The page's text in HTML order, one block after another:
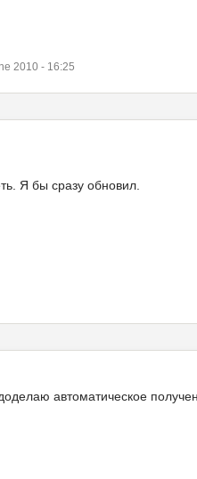
2010 - 16:25
Я бы сразу обновил.
автоматическое